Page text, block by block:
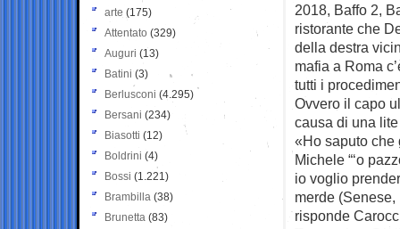
2018, Baffo 2,
ristorante che
della destra
mafia a Roma
tutti i
Ovvero il capo
causa di una
«Ho saputo che
Michele “‘o
io voglio
merde
risponde
arte (175)
Attentato (329)
Auguri (13)
Batini (3)
Berlusconi (4.295)
Bersani (234)
Biasotti (12)
Boldrini (4)
Bossi (1.221)
Brambilla (38)
Brunetta (83)